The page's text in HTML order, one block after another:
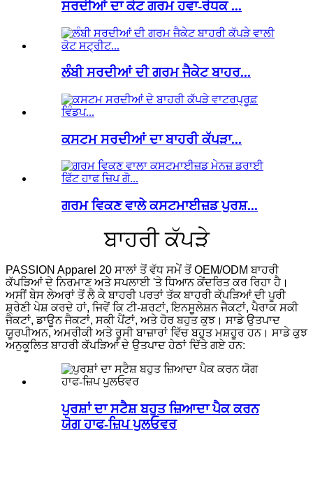
ਸਰਦੀਆਂ ਦਾ ਕੋਟ ਗਰਮ ਹਵਾ-ਰੋਧਕ ...
ਲੰਬੀ ਸਰਦੀਆਂ ਦੀ ਗਰਮ ਜੈਕੇਟ ਬਾਹਰ...
ਕਸਟਮ ਸਰਦੀਆਂ ਦਾ ਬਾਹਰੀ ਕੱਪੜਾ...
ਗਰਮ ਵਿਕਣ ਵਾਲੇ ਕਸਟਮਾਈਜ਼ਡ ਪੁਰਸ਼...
ਬਾਹਰੀ ਕੱਪੜੇ
PASSION Apparel 20 ਸਾਲਾਂ ਤੋਂ ਵੱਧ ਸਮੇਂ ਤੋਂ OEM/ODM ਬਾਹਰੀ
ਕੱਪੜਿਆਂ ਦੇ ਨਿਰਮਾਣ ਅਤੇ ਸਪਲਾਈ 'ਤੇ ਧਿਆਨ ਕੇਂਦਰਿਤ ਕਰ ਰਿਹਾ ਹੈ।
ਅਸੀਂ ਬੇਸ ਲੇਅਰਾਂ ਤੋਂ ਲੈ ਕੇ ਬਾਹਰੀ ਪਰਤਾਂ ਤੱਕ ਬਾਹਰੀ ਕੱਪੜਿਆਂ ਦੀ ਪੂਰੀ
ਸ਼੍ਰੇਣੀ ਪੇਸ਼ ਕਰਦੇ ਹਾਂ, ਜਿਵੇਂ ਕਿ ਟੀ-ਸ਼ਰਟਾਂ, ਇਨਸੂਲੇਸ਼ਨ ਜੈਕਟਾਂ, ਪੈਰਾਕ ਸਕੀ
ਜੈਕਟਾਂ, ਡਾਊਨ ਜੈਕਟਾਂ, ਸਕੀ ਪੈਂਟਾਂ, ਅਤੇ ਹੋਰ ਬਹੁਤ ਕੁਝ। ਸਾਡੇ ਉਤਪਾਦ
ਯੂਰਪੀਅਨ, ਅਮਰੀਕੀ ਅਤੇ ਰੂਸੀ ਬਾਜ਼ਾਰਾਂ ਵਿੱਚ ਬਹੁਤ ਮਸ਼ਹੂਰ ਹਨ। ਸਾਡੇ ਕੁਝ
ਅਨੁਕੂਲਿਤ ਬਾਹਰੀ ਕੱਪੜਿਆਂ ਦੇ ਉਤਪਾਦ ਹੇਠਾਂ ਦਿੱਤੇ ਗਏ ਹਨ:
ਪੁਰਸ਼ਾਂ ਦਾ ਸਟੈਸ਼ ਬਹੁਤ ਜ਼ਿਆਦਾ ਪੈਕ ਕਰਨ
ਯੋਗ ਹਾਫ-ਜ਼ਿਪ ਪੁਲਓਵਰ